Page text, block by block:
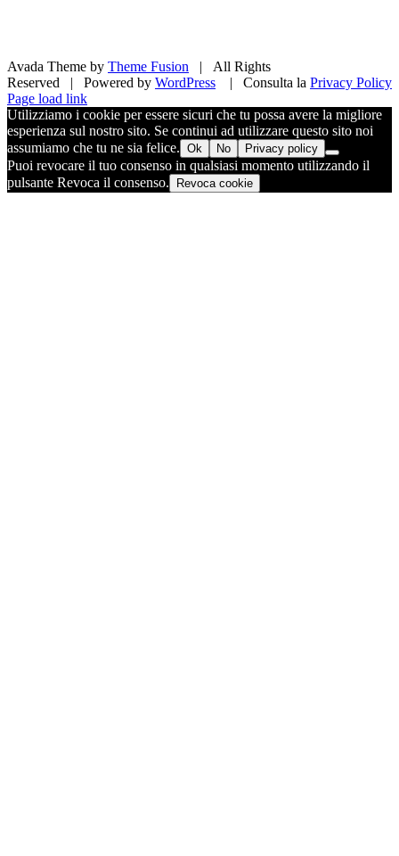
Avada Theme by Theme Fusion | All Rights
Reserved | Powered by WordPress | Consulta la Privacy Policy
Facebook
X
Pinterest
Instagram
Page load link
Utilizziamo i cookie per essere sicuri che tu possa avere la migliore
esperienza sul nostro sito. Se continui ad utilizzare questo sito noi
assumiamo che tu ne sia felice. Ok No Privacy policy
Puoi revocare il tuo consenso in qualsiasi momento utilizzando il
pulsante Revoca il consenso.
Revoca cookie